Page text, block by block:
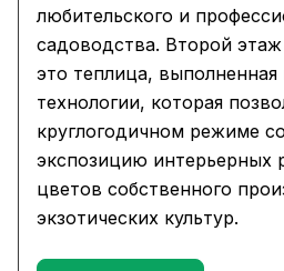
любительского и
садоводства. Второй
это теплица,
технологии, которая
круглогодичном режиме
экспозицию интерьерных
цветов собственного
экзотических культур.